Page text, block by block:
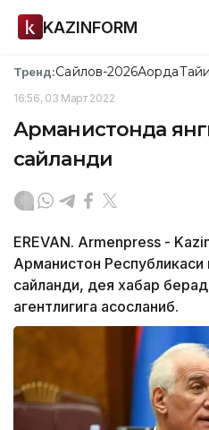
KAZINFORM
Тренд:Сайлов-2026Ақорда
16:56, 03 Март 2022
Арманистонда
сайланди
EREVAN. Armenpress -
Арманистон Республикаси
сайланди, дея хабар
агентлигига асосланиб.